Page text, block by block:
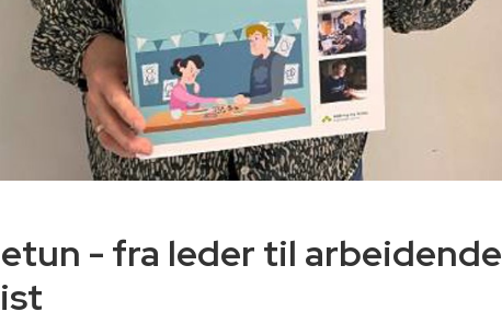
- fra leder til arbeidende